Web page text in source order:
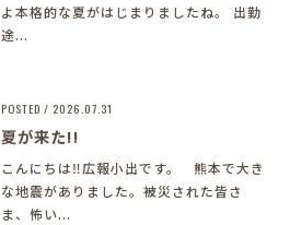
よ本格的な夏がはじまりましたね。 出勤
途...
POSTED / 2026.07.31
夏が来た!!
こんにちは‼︎広報小出です。 熊本で大き
な地震がありました。被災された皆さ
ま、怖い...